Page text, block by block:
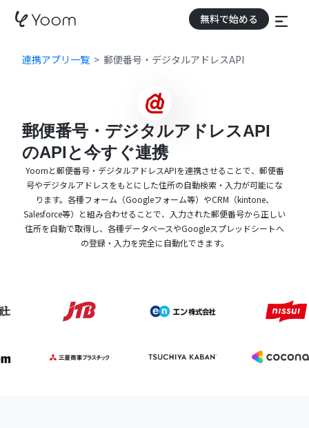
無料で始める
連携アプリ一覧 郵便番号・デジタルアドレスAPI
郵便番号・デジタルアドレスAPI
のAPIと今すぐ連携
Yoomと郵便番号・デジタルアドレスAPIを連携させることで、郵便番
号やデジタルアドレスをもとにした住所の自動検索・入力が可能にな
ります。各種フォーム（Googleフォーム等）やCRM（kintone、
Salesforce等）と組み合わせることで、入力された郵便番号から正しい
住所を自動で取得し、各種データベースやGoogleスプレッドシートへ
の登録・入力を完全に自動化できます。